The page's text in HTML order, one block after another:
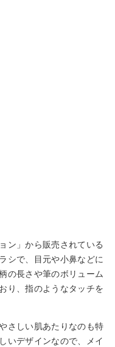
ン」から販売されている
シで、目元や小鼻などに
の長さや筆のボリューム
り、指のようなタッチを
さしい肌あたりなのも特
いデザインなので、メイ